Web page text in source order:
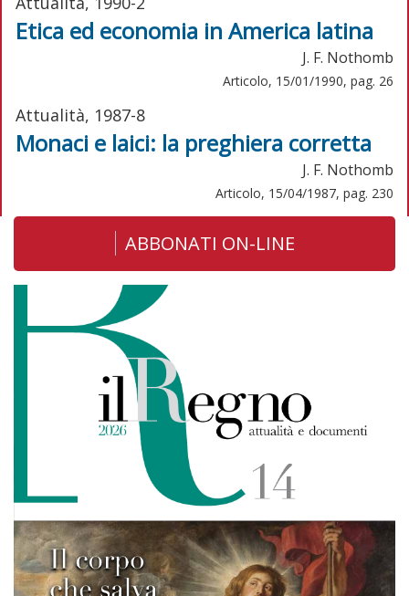
Etica ed economia in America latina
J. F. Nothomb
Articolo, 15/01/1990, pag. 26
Attualità, 1987-8
Monaci e laici: la preghiera corretta
J. F. Nothomb
Articolo, 15/04/1987, pag. 230
ABBONATI ON-LINE